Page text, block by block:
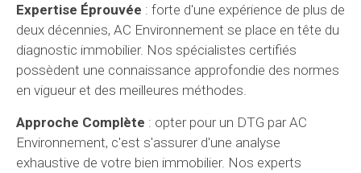
Expertise Éprouvée : forte d'une expérience de plus de
deux décennies, AC Environnement se place en tête du
diagnostic immobilier. Nos spécialistes certifiés
possèdent une connaissance approfondie des normes
en vigueur et des meilleures méthodes.
Approche Complète : opter pour un DTG par AC
Environnement, c'est s'assurer d'une analyse
exhaustive de votre bien immobilier. Nos experts